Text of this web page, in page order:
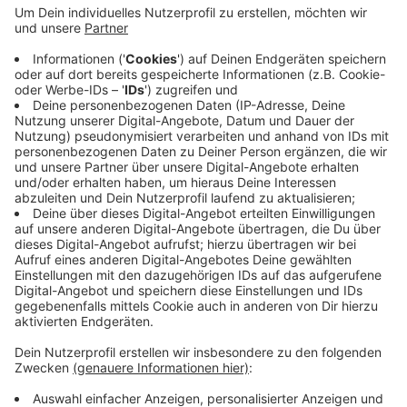
Anzeige
Gedruckt wird das Datum des Vortages. Wir haben die
Deutsche Bahn auf den Fehler aufmerksam gemacht
und nachgefragt, wann sie den Entwerter repariert.
Noch warten wir allerdings auf eine Antwort. Deshalb
unser Tipp: Falls Sie Ihre Fahrkarte am Bahnhof
Appelhülsen abstempeln lassen müssen, nutzen Sie
den Entwerter auf Gleis 1.
Anzeige